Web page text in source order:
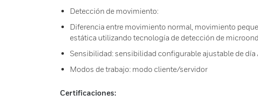
Detección de movimiento:
Diferencia entre movimiento normal, movimiento
estática utilizando tecnología de detección de
Sensibilidad: sensibilidad configurable ajustable de día
Modos de trabajo: modo cliente/servidor
Certificaciones: